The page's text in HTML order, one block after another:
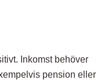
Inkomst behöver
pension eller